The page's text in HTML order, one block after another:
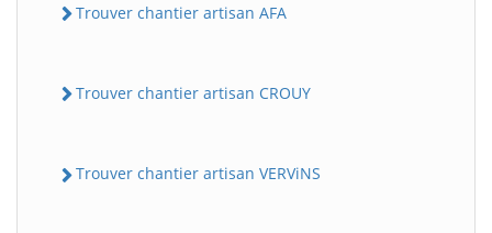
Trouver chantier artisan AFA
Trouver chantier artisan CROUY
Trouver chantier artisan VERViNS